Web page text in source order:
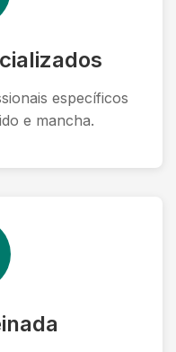
específicos
e mancha.